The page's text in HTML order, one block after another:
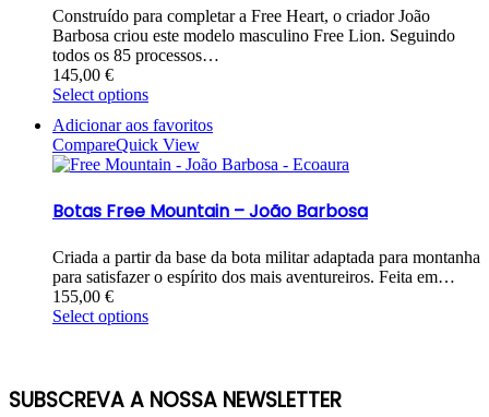
Construído para completar a Free Heart, o criador João
Barbosa criou este modelo masculino Free Lion. Seguindo
todos os 85 processos…
145,00 €
Select options
Adicionar aos favoritos
CompareQuick View
Botas Free Mountain – João Barbosa
Criada a partir da base da bota militar adaptada para montanha
para satisfazer o espírito dos mais aventureiros. Feita em…
155,00 €
Select options
SUBSCREVA A NOSSA NEWSLETTER